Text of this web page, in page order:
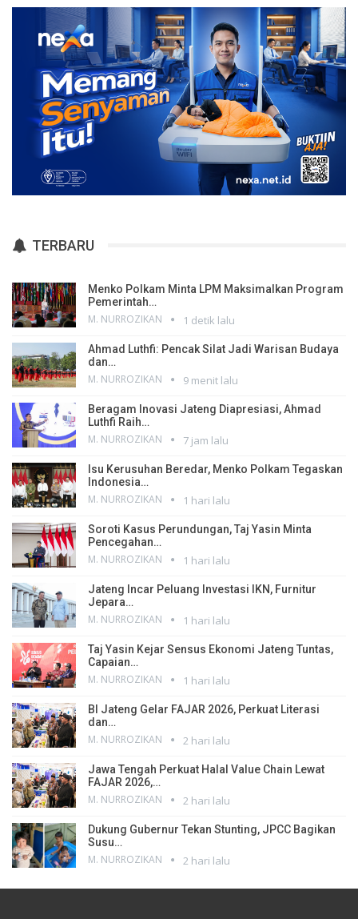
TERBARU
Menko Polkam Minta LPM Maksimalkan Program
Pemerintah…
M. NURROZIKAN 1 detik lalu
Ahmad Luthfi: Pencak Silat Jadi Warisan Budaya
dan…
M. NURROZIKAN 9 menit lalu
Beragam Inovasi Jateng Diapresiasi, Ahmad
Luthfi Raih…
M. NURROZIKAN 7 jam lalu
Isu Kerusuhan Beredar, Menko Polkam Tegaskan
Indonesia…
M. NURROZIKAN 1 hari lalu
Soroti Kasus Perundungan, Taj Yasin Minta
Pencegahan…
M. NURROZIKAN 1 hari lalu
Jateng Incar Peluang Investasi IKN, Furnitur
Jepara…
M. NURROZIKAN 1 hari lalu
Taj Yasin Kejar Sensus Ekonomi Jateng Tuntas,
Capaian…
M. NURROZIKAN 1 hari lalu
BI Jateng Gelar FAJAR 2026, Perkuat Literasi
dan…
M. NURROZIKAN 2 hari lalu
Jawa Tengah Perkuat Halal Value Chain Lewat
FAJAR 2026,…
M. NURROZIKAN 2 hari lalu
Dukung Gubernur Tekan Stunting, JPCC Bagikan
Susu…
M. NURROZIKAN 2 hari lalu